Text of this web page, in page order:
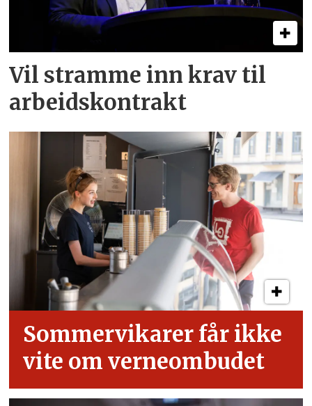
Vil stramme inn krav til
arbeids­kontrakt
Sommervikarer får ikke
vite om verneombudet